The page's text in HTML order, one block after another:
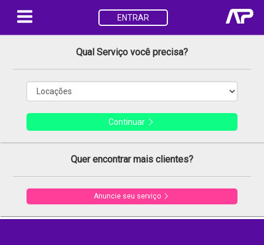
ENTRAR
Qual Serviço você precisa?
Continuar
Quer encontrar mais clientes?
Anuncie seu serviço